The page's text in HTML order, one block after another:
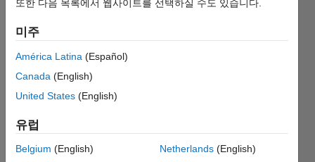
solution
for cubic
equation.
get the
real
root?
또한 다음 목록에서 웹사이트를 선택하실 수도 있습니다.
미주
América Latina (Español)
Canada (English)
United States (English)
유럽
Belgium (English)
Netherlands(English)